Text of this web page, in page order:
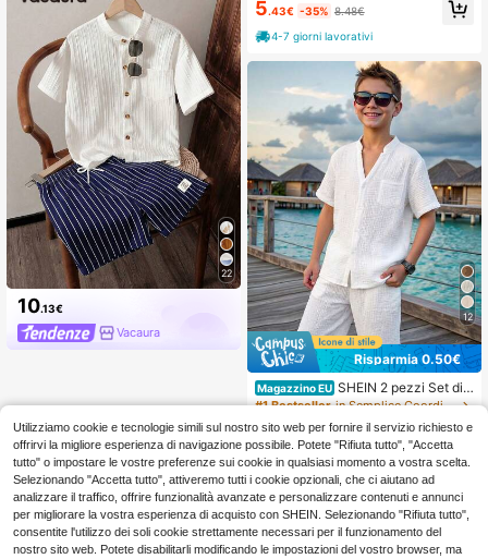
22
10.13€
Vacaura
a maniche corte e pantaloncini, t-s
piaggia, vacanza, morbido e comod
e, sport, tempo libero
5.43€ -35% 8.48€
4-7 giorni lavorativi
12
Risparmia 0.50€
Magazzino EU SHEIN 2 pezzi Set di c
ardigan a maniche corte a girocollo
olore unito per ragazzo pre-adolesc
ente, adatto per pendolarismo, scuo
la, uscite casual, sport, primavera/e
state
#1 Bestseller in Semplice Coordinati di magliette per ragazzi ad
13.98€ -3% 14.48€
4-7 giorni lavorativi
Utilizziamo cookie e tecnologie simili sul nostro sito web per fornire il servizio richiesto e
offrirvi la migliore esperienza di navigazione possibile. Potete "Rifiuta tutto", "Accetta
tutto" o impostare le vostre preferenze sui cookie in qualsiasi momento a vostra scelta.
Selezionando "Accetta tutto", attiveremo tutti i cookie opzionali, che ci aiutano ad
analizzare il traffico, offrire funzionalità avanzate e personalizzare contenuti e annunci
per migliorare la vostra esperienza di acquisto con SHEIN. Selezionando "Rifiuta tutto",
consentite l'utilizzo dei soli cookie strettamente necessari per il funzionamento del
nostro sito web. Potete disabilitarli modificando le impostazioni del vostro browser, ma